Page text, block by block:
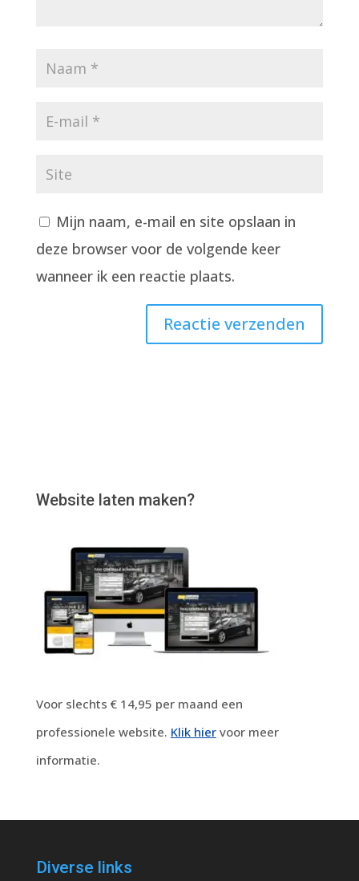
Mijn naam, e-mail en site opslaan in
deze browser voor de volgende keer
wanneer ik een reactie plaats.
Website laten maken?
Voor slechts € 14,95 per maand een
professionele website. Klik hiervoor meer
informatie.
Diverse links